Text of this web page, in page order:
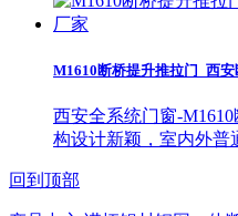
M1610断桥提升推拉门_西
西安全系统门窗-
构设计新颖，室内外
回到顶部